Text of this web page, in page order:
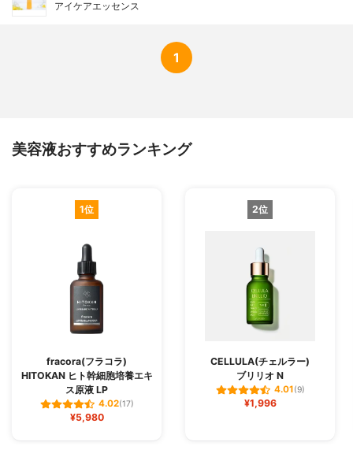
アイケアエッセンス
1
美容液おすすめランキング
1位
fracora(フラコラ)
HITOKAN ヒト幹細胞培養エキ
ス原液 LP
4.02(17)
¥5,980
2位
CELLULA(チェルラー)
ブリリオ N
4.01(9)
¥1,996